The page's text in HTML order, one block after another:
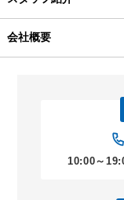
会社概要
10:00～